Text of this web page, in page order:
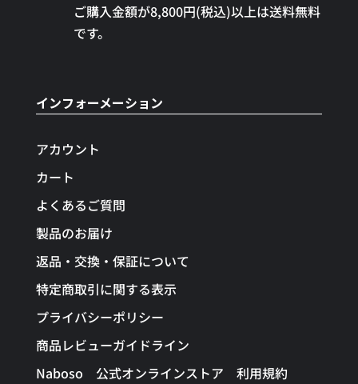
ご購入金額が8,800円(税込)以上は送料無料
です。
インフォーメーション
アカウント
カート
よくあるご質問
製品のお届け
返品・交換・保証について
特定商取引に関する表示
プライバシーポリシー
商品レビューガイドライン
Naboso 公式オンラインストア 利用規約